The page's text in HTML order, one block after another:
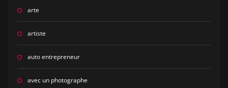
arte
artiste
auto entrepreneur
avec un photographe